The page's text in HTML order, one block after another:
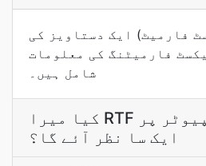
فارمیٹ) ایک دستاویز کی
فارمیٹنگ کی معلومات
شامل ہیں۔
کیا میرا RTF کسی اور کے کمپیوٹر پر
ایک سا نظر آئے گا؟